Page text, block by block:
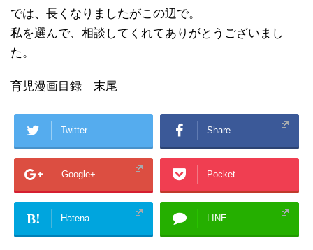
では、長くなりましたがこの辺で。
私を選んで、相談してくれてありがとうございまし
た。
育児漫画目録 末尾
Twitter Share
Google+ Pocket
B! Hatena LINE